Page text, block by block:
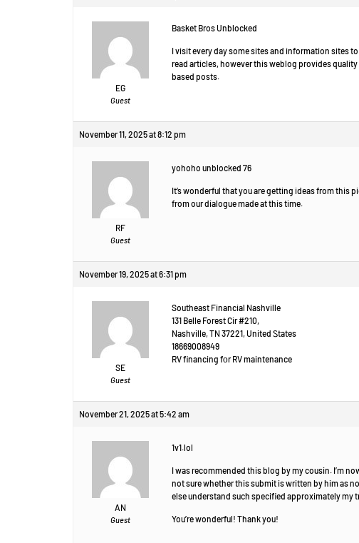
EG
Guest
Basket Bros Unblocked
I visit every day some sites and information sites to
read articles, however this weblog provides quality
based posts.
November 11, 2025 at 8:12 pm
RF
Guest
yohoho unblocked 76
It’s wonderful that you are getting ideas from this
from our dialogue made at this time.
November 19, 2025 at 6:31 pm
SE
Guest
Southeast Financial Nashville
131 Belle Forest Cir #210,
Nashville, TN 37221, United Ꮪtates
18669008949
RV financing fоr RV maintenance
November 21, 2025 at 5:42 am
AN
Guest
1v1.lol
I was recommended this blog by my cousin. I’m
not sure whether this submit is written by him as
else understand such specified approximately my
You’re wonderful! Thank you!